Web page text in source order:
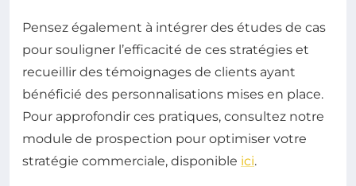
Pensez également à intégrer des études de cas
pour souligner l’efficacité de ces stratégies et
recueillir des témoignages de clients ayant
bénéficié des personnalisations mises en place.
Pour approfondir ces pratiques, consultez notre
module de prospection pour optimiser votre
stratégie commerciale, disponible ici.